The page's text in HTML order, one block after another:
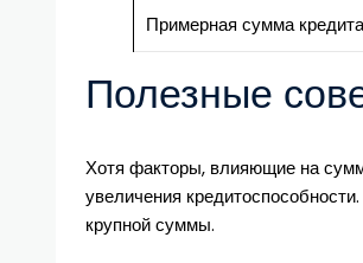
Примерная сумма кредита
Полезные
Хотя факторы, влияющие на
увеличения
крупной суммы.